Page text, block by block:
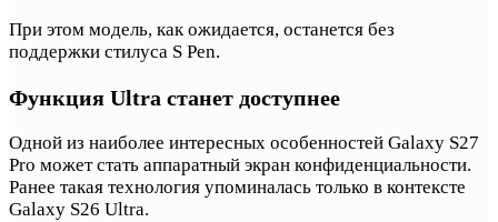
При этом модель, как ожидается, останется без
поддержки стилуса S Pen.
Функция Ultra станет доступнее
Одной из наиболее интересных особенностей Galaxy S27
Pro может стать аппаратный экран конфиденциальности.
Ранее такая технология упоминалась только в контексте
Galaxy S26 Ultra.